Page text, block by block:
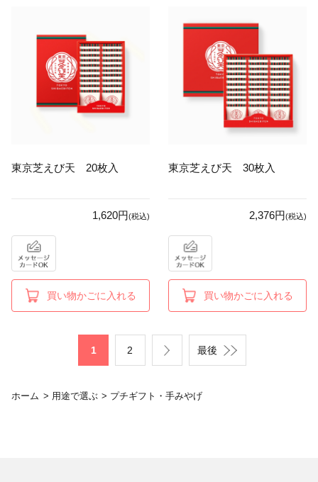
東京芝えび天 20枚入
1,620円(税込)
買い物かごに入れる
東京芝えび天 30枚入
2,376円(税込)
買い物かごに入れる
1 2 最後
ホーム > 用途で選ぶ > プチギフト・手みやげ